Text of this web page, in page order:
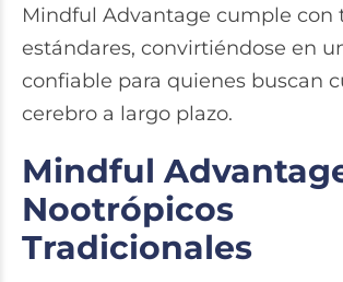
Mindful Advantage cumple con
estándares, convirtiéndose en
confiable para quienes buscan
cerebro a largo plazo.
Mindful
Nootrópicos
Tradicionales